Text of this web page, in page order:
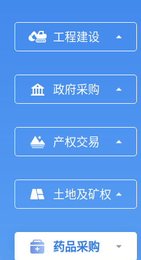
工程建设
政府采购
产权交易
土地及矿权
药品采购